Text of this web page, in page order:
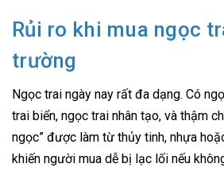
Rủi ro khi mua ngọc
trường
Ngọc trai ngày nay rất đa dạng. Có
trai biển, ngọc trai nhân tạo, và thậm
ngọc” được làm từ thủy tinh, nhựa
khiến người mua dễ bị lạc lối nếu